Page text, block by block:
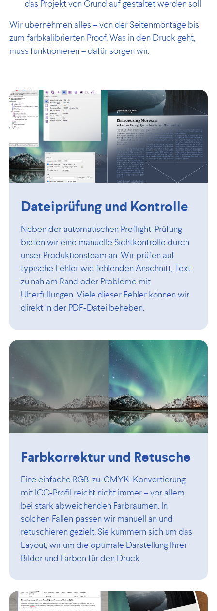
das Projekt von Grund auf gestaltet werden soll
Wir übernehmen alles – von der Seitenmontage bis
zum farbkalibrierten Proof. Was in den Druck geht,
muss funktionieren – dafür sorgen wir.
Dateiprüfung und Kontrolle
Neben der automatischen Preflight-Prüfung
bieten wir eine manuelle Sichtkontrolle durch
unser Produktionsteam an. Wir prüfen auf
typische Fehler wie fehlenden Anschnitt, Text
zu nah am Rand oder Probleme mit
Überfüllungen. Viele dieser Fehler können wir
direkt in der PDF-Datei beheben.
Farbkorrektur und Retusche
Eine einfache RGB-zu-CMYK-Konvertierung
mit ICC-Profil reicht nicht immer – vor allem
bei stark abweichenden Farbräumen. In
solchen Fällen passen wir manuell an und
retuschieren gezielt. Sie kümmern sich um das
Layout, wir um die optimale Darstellung Ihrer
Bilder und Farben für den Druck.